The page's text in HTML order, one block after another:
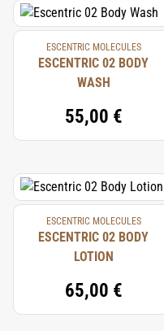
ESCENTRIC MOLECULES
ESCENTRIC 02 BODY
WASH
55,00 €
ESCENTRIC MOLECULES
ESCENTRIC 02 BODY
LOTION
65,00 €